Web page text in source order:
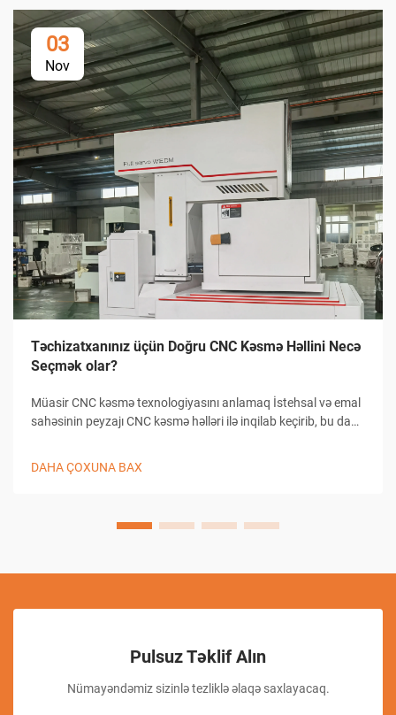
03
Nov
Təchizatxanınız üçün Doğru CNC Kəsmə Həllini Necə
Seçmək olar?
Müasir CNC kəsmə texnologiyasını anlamaq İstehsal və emal
sahəsinin peyzajı CNC kəsmə həlləri ilə inqilab keçirib, bu da
birləşmiş...
DAHA ÇOXUNA BAX
Pulsuz Təklif Alın
Nümayəndəmiz sizinlə tezliklə əlaqə saxlayacaq.